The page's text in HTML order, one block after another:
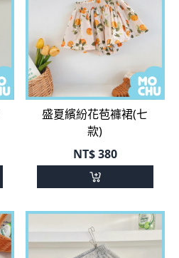
盛夏繽紛花苞褲裙(七
款)
NT$380